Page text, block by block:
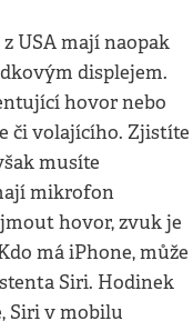
USA mají naopak
displejem.
hovor nebo
či volajícího. Zjistíte
musíte
mikrofon
hovor, zvuk je
má iPhone, může
Siri. Hodinek
Siri v mobilu